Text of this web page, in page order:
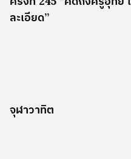
ละเอียด”
จุฬาวาทิต